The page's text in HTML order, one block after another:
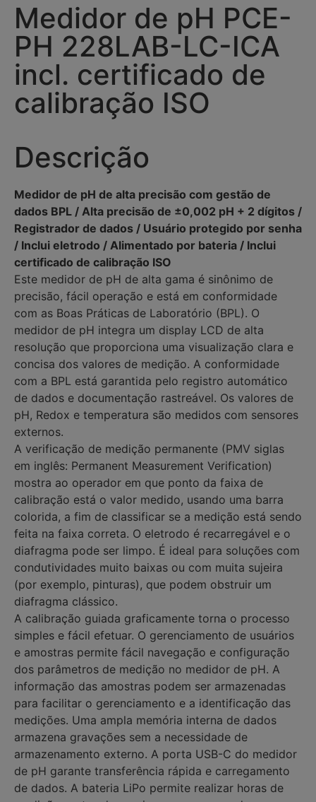
Medidor de pH PCE-
PH 228LAB-LC-ICA
incl. certificado de
calibração ISO
Descrição
Medidor de pH de alta precisão com gestão de
dados BPL / Alta precisão de ±0,002 pH + 2 dígitos /
Registrador de dados / Usuário protegido por senha
/ Inclui eletrodo / Alimentado por bateria / Inclui
certificado de calibração ISO
Este medidor de pH de alta gama é sinônimo de
precisão, fácil operação e está em conformidade
com as Boas Práticas de Laboratório (BPL). O
medidor de pH integra um display LCD de alta
resolução que proporciona uma visualização clara e
concisa dos valores de medição. A conformidade
com a BPL está garantida pelo registro automático
de dados e documentação rastreável. Os valores de
pH, Redox e temperatura são medidos com sensores
externos.
A verificação de medição permanente (PMV siglas
em inglês: Permanent Measurement Verification)
mostra ao operador em que ponto da faixa de
calibração está o valor medido, usando uma barra
colorida, a fim de classificar se a medição está sendo
feita na faixa correta. O eletrodo é recarregável e o
diafragma pode ser limpo. É ideal para soluções com
condutividades muito baixas ou com muita sujeira
(por exemplo, pinturas), que podem obstruir um
diafragma clássico.
A calibração guiada graficamente torna o processo
simples e fácil efetuar. O gerenciamento de usuários
e amostras permite fácil navegação e configuração
dos parâmetros de medição no medidor de pH. A
informação das amostras podem ser armazenadas
para facilitar o gerenciamento e a identificação das
medições. Uma ampla memória interna de dados
armazena gravações sem a necessidade de
armazenamento externo. A porta USB-C do medidor
de pH garante transferência rápida e carregamento
de dados. A bateria LiPo permite realizar horas de